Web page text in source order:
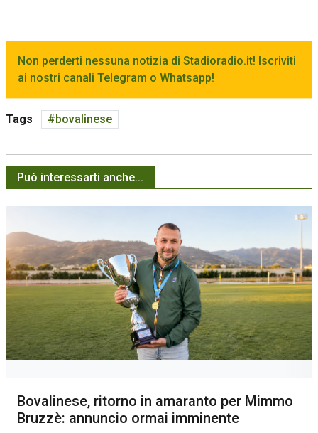
Non perderti nessuna notizia di Stadioradio.it! Iscriviti
ai nostri canali Telegram o Whatsapp!
Tags bovalinese
Può interessarti anche...
Bovalinese, ritorno in amaranto per Mimmo
Bruzzè: annuncio ormai imminente